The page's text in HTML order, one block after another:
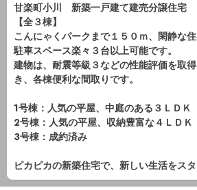
甘楽町小川 新築一戸建て建売分譲住宅
【全３棟】
こんにゃくパークまで１５０ｍ、閑静な
駐車スペース楽々３台以上可能です。
建物は、耐震等級３などの性能評価を取
き、各棟便利な間取りです。
1号棟：人気の平屋、中庭のある３ＬＤＫ
2号棟：人気の平屋、収納豊富な４ＬＤＫ
3号棟：成約済み
ピカピカの新築住宅で、新しい生活をス